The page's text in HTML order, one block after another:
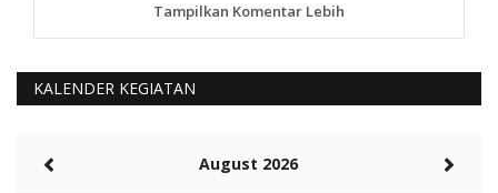
anggy (anakkaos@gmail.com)
Kami perantu bisa baca langsung terkait Pilkada Sumba
5 tahun Yang lalu
Rambu (rambu03@gmail.com)
Berita Polres Sumba Barat Mantap
Tampilkan Komentar Lebih
KALENDER KEGIATAN
August 2026